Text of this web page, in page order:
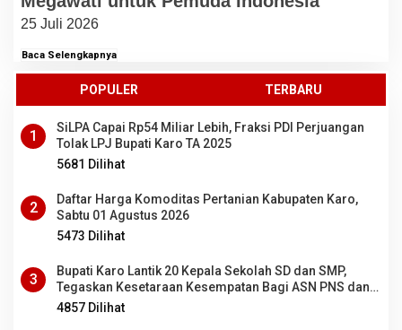
25 Juli 2026
Baca Selengkapnya
POPULER TERBARU
1
SiLPA Capai Rp54 Miliar Lebih, Fraksi PDI Perjuangan
Tolak LPJ Bupati Karo TA 2025
5681 Dilihat
2
Daftar Harga Komoditas Pertanian Kabupaten Karo,
Sabtu 01 Agustus 2026
5473 Dilihat
3
Bupati Karo Lantik 20 Kepala Sekolah SD dan SMP,
Tegaskan Kesetaraan Kesempatan Bagi ASN PNS dan
PPPK
4857 Dilihat